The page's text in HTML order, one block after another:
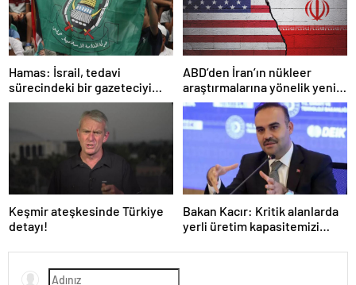
Hamas: İsrail, tedavi
sürecindeki bir gazeteciyi
öldürerek savaş suçu
ABD’den İran’ın nükleer
araştırmalarına yönelik yeni
yaptırımlar
Keşmir ateşkesinde Türkiye
detayı!
Bakan Kacır: Kritik alanlarda
yerli üretim kapasitemizi